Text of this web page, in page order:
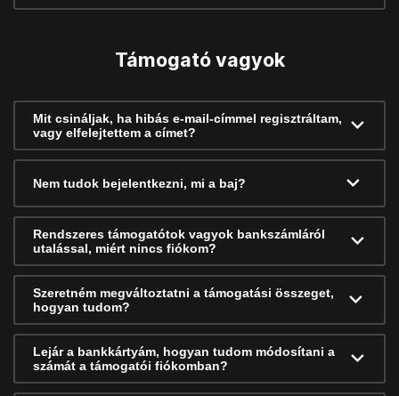
Támogató vagyok
Mit csináljak, ha hibás e-mail-címmel regisztráltam,
vagy elfelejtettem a címet?
Nem tudok bejelentkezni, mi a baj?
Rendszeres támogatótok vagyok bankszámláról
utalással, miért nincs fiókom?
Szeretném megváltoztatni a támogatási összeget,
hogyan tudom?
Lejár a bankkártyám, hogyan tudom módosítani a
számát a támogatói fiókomban?